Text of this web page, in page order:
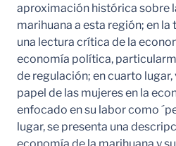
aproximación histórica sobre
marihuana a esta región; en la
una lectura crítica de la
economía política,
de regulación; en cuarto
papel de las mujeres en la
enfocado en su labor como
lugar, se presenta una
economía de la marihuana y